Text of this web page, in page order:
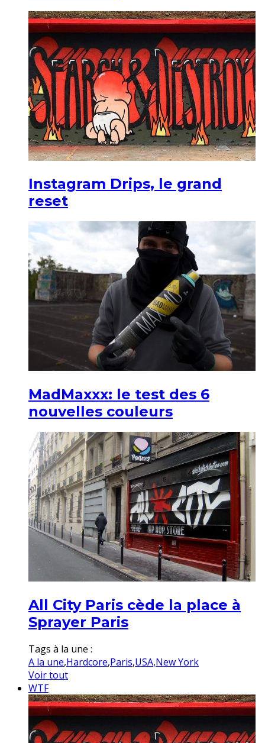
Instagram Drips, le grand
reset
MadMaxxx: le test des 6
nouvelles couleurs
All City Paris cède la place à
Sprayer Paris
Tags à la une :
A la une,Hardcore,Paris,USA,New York
Voir tout
WTF